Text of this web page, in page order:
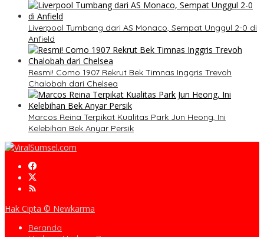
Liverpool Tumbang dari AS Monaco, Sempat Unggul 2-0 di
Anfield
Resmi! Como 1907 Rekrut Bek Timnas Inggris Trevoh
Chalobah dari Chelsea
Marcos Reina Terpikat Kualitas Park Jun Heong, Ini
Kelebihan Bek Anyar Persik
Hak Cipta © Newkarma
Beranda